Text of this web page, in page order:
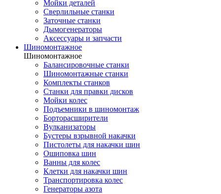
Мойки деталей
Сверлильные станки
Заточные станки
Дымогенераторы
Аксессуары и запчасти
Шиномонтажное
Шиномонтажное
Балансировочные станки
Шиномонтажные станки
Комплекты станков
Станки для правки дисков
Мойки колес
Подъемники в шиномонтаж
Борторасширители
Вулканизаторы
Бустеры взрывной накачки
Пистолеты для накачки шин
Ошиповка шин
Ванны для колес
Клетки для накачки шин
Транспортировка колес
Генераторы азота